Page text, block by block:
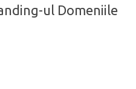
ul Domeniile